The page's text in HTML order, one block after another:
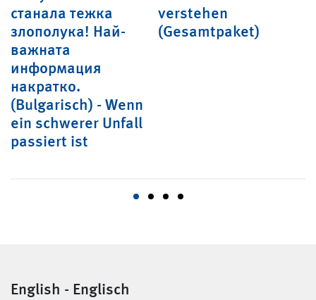
станала тежка
злополука! Най-
важната
информация
накратко.
(Bulgarisch) - Wenn
ein schwerer Unfall
passiert ist
verstehen
(Gesamtpaket)
English - Englisch